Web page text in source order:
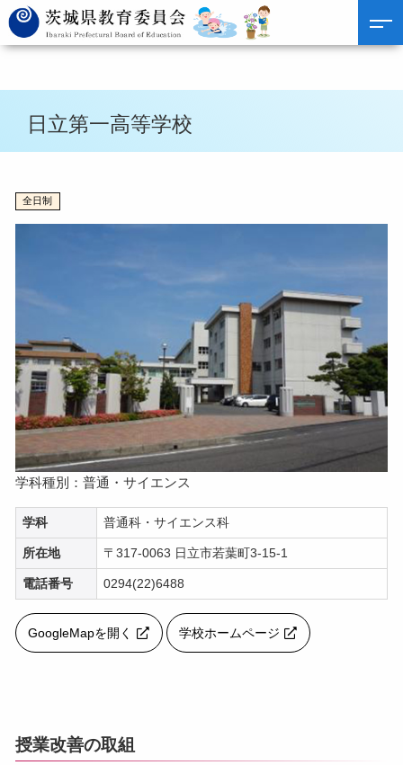
日立第一高等学校
全日制
学科種別：普通・サイエンス
学科 普通科・サイエンス科
所在地 〒317-0063 日立市若葉町3-15-1
電話番号 0294(22)6488
GoogleMapを開く 学校ホームページ
授業改善の取組